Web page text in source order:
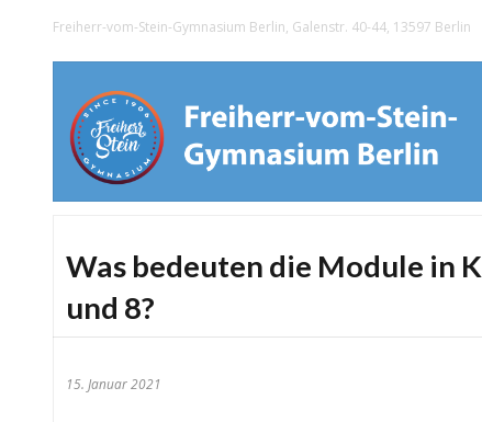
Freiherr-vom-Stein-Gymnasium Berlin, Galenstr. 40-44, 13597 Berlin
Was bedeuten die Module in
und 8?
15. Januar 2021